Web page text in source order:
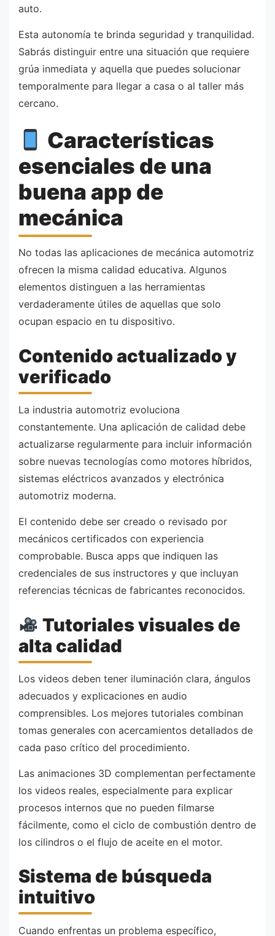
auto.
Esta autonomía te brinda seguridad y tranquilidad.
Sabrás distinguir entre una situación que requiere
grúa inmediata y aquella que puedes solucionar
temporalmente para llegar a casa o al taller más
cercano.
Características
esenciales de una
buena app de
mecánica
No todas las aplicaciones de mecánica automotriz
ofrecen la misma calidad educativa. Algunos
elementos distinguen a las herramientas
verdaderamente útiles de aquellas que solo
ocupan espacio en tu dispositivo.
Contenido actualizado y
verificado
La industria automotriz evoluciona
constantemente. Una aplicación de calidad debe
actualizarse regularmente para incluir información
sobre nuevas tecnologías como motores híbridos,
sistemas eléctricos avanzados y electrónica
automotriz moderna.
El contenido debe ser creado o revisado por
mecánicos certificados con experiencia
comprobable. Busca apps que indiquen las
credenciales de sus instructores y que incluyan
referencias técnicas de fabricantes reconocidos.
Tutoriales visuales de
alta calidad
Los videos deben tener iluminación clara, ángulos
adecuados y explicaciones en audio
comprensibles. Los mejores tutoriales combinan
tomas generales con acercamientos detallados de
cada paso crítico del procedimiento.
Las animaciones 3D complementan perfectamente
los videos reales, especialmente para explicar
procesos internos que no pueden filmarse
fácilmente, como el ciclo de combustión dentro de
los cilindros o el flujo de aceite en el motor.
Sistema de búsqueda
intuitivo
Cuando enfrentas un problema específico,